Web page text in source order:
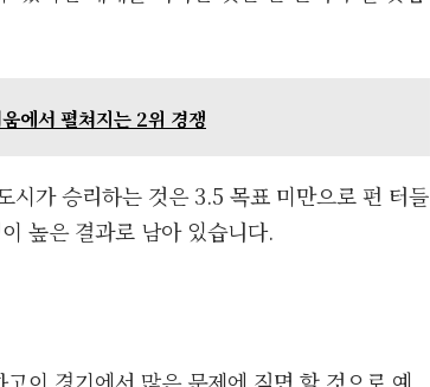
에서 펼쳐지는 2위 경쟁
시가 승리하는 것은 3.5 목표 미만으로 펀 터들
높은 결과로 남아 있습니다.
이 경기에서 많은 문제에 직면 할 것으로 예